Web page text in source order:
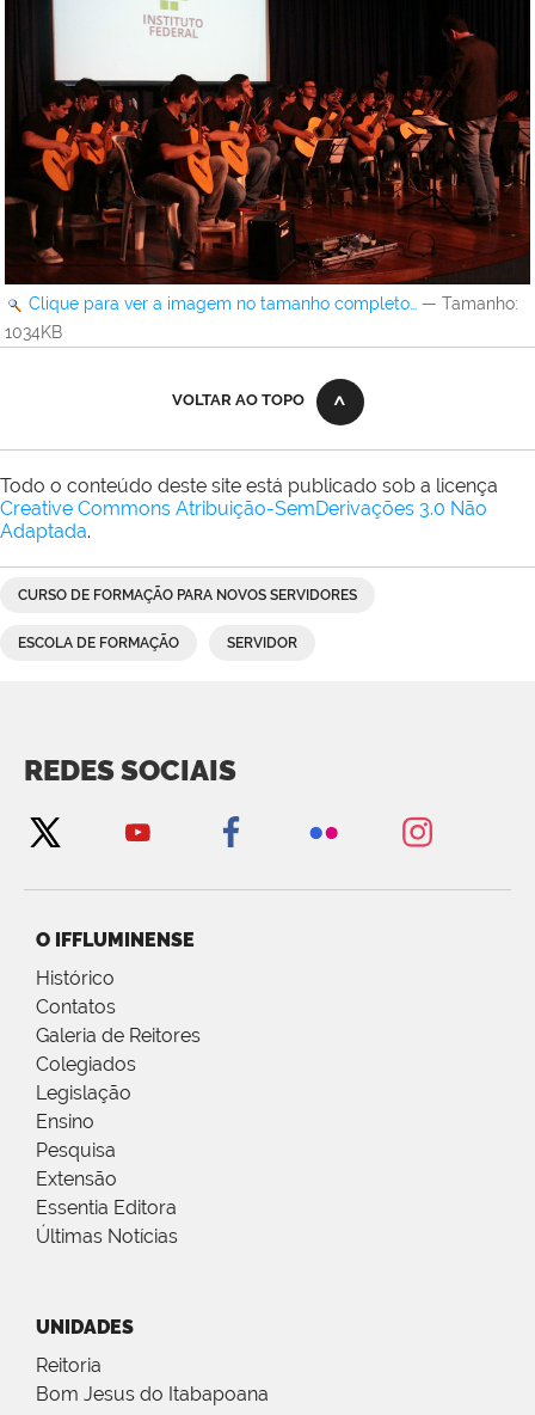
Clique para ver a imagem no tamanho completo… — Tamanho:
1034KB
VOLTAR AO TOPO
Todo o conteúdo deste site está publicado sob a licença
Creative Commons Atribuição-SemDerivações 3.0 Não
Adaptada.
CURSO DE FORMAÇÃO PARA NOVOS SERVIDORES
ESCOLA DE FORMAÇÃO SERVIDOR
REDES SOCIAIS
O IFFLUMINENSE
Histórico
Contatos
Galeria de Reitores
Colegiados
Legislação
Ensino
Pesquisa
Extensão
Essentia Editora
Últimas Notícias
UNIDADES
Reitoria
Bom Jesus do Itabapoana